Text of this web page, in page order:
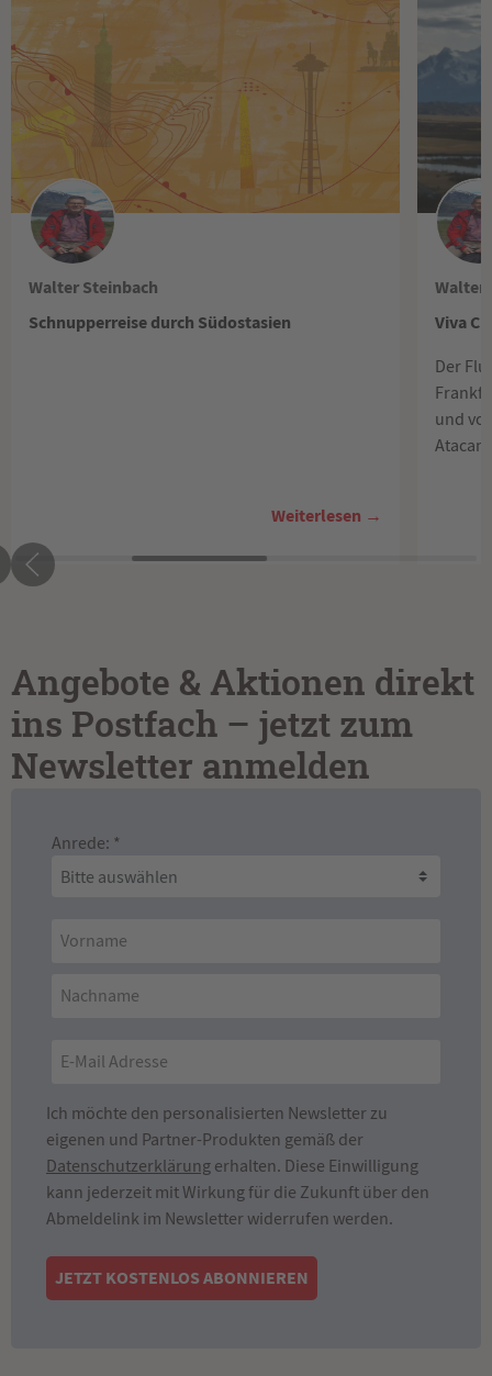
Walter Steinbach
Schnupperreise durch Südostasien
Weiterlesen →
Walter
Viva
Der
und
Angebote & Aktionen direkt
ins Postfach – jetzt zum
Newsletter anmelden
Anrede: *
Ich möchte den personalisierten Newsletter zu
eigenen und Partner-Produkten gemäß der
Datenschutzerklärung erhalten. Diese Einwilligung
kann jederzeit mit Wirkung für die Zukunft über den
Abmeldelink im Newsletter widerrufen werden.
JETZT KOSTENLOS ABONNIEREN